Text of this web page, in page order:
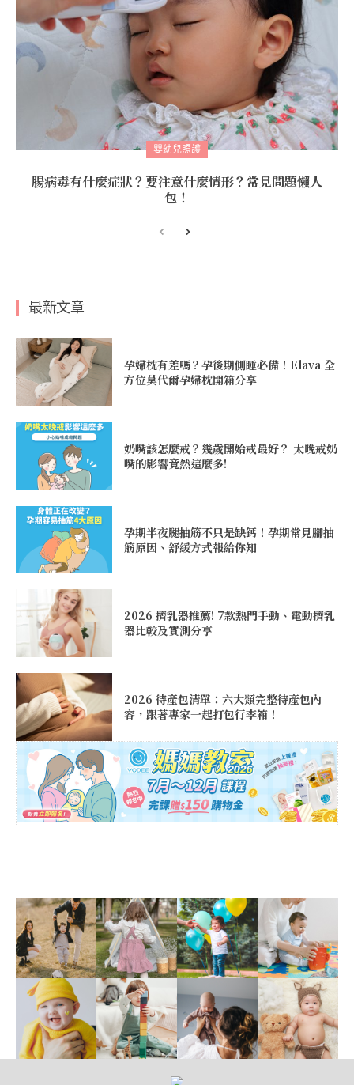
嬰幼兒照護
腸病毒有什麼症狀？要注意什麼情形？常見問題懶人
包！
最新文章
孕婦枕有差嗎？孕後期側睡必備！Elava 全
方位莫代爾孕婦枕開箱分享
奶嘴該怎麼戒？幾歲開始戒最好？ 太晚戒奶
嘴的影響竟然這麼多!
孕期半夜腿抽筋不只是缺鈣！孕期常見腳抽
筋原因、舒緩方式報給你知
2026 擠乳器推薦! 7款熱門手動、電動擠乳
器比較及實測分享
2026 待產包清單：六大類完整待產包內
容，跟著專家一起打包行李箱！